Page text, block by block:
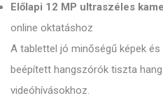
Előlapi 12 MP ultraszéles
online oktatáshoz
A tablettel jó minőségű képek
beépített hangszórók tiszta
videóhívásokhoz.